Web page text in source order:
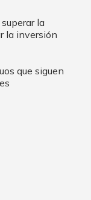
la
la inversión
que siguen